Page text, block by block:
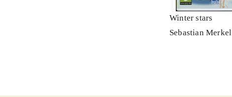
Winter stars
Sebastian Merkel